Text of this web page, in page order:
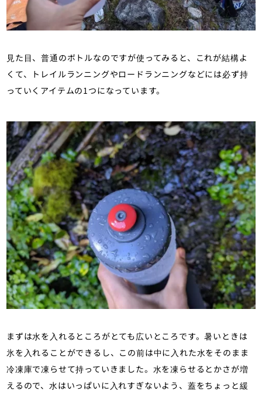
見た目、普通のボトルなのですが使ってみると、これが結構よ
くて、トレイルランニングやロードランニングなどには必ず持
っていくアイテムの1つになっています。
まずは水を入れるところがとても広いところです。暑いときは
氷を入れることができるし、この前は中に入れた水をそのまま
冷凍庫で凍らせて持っていきました。水を凍らせるとかさが増
えるので、水はいっぱいに入れすぎないよう、蓋をちょっと緩